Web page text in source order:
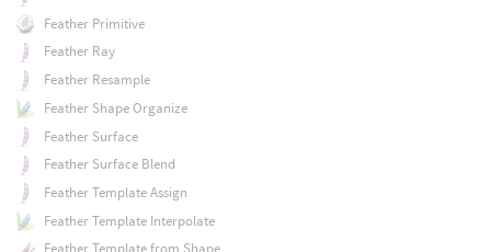
Feather Primitive
Feather Ray
Feather Resample
Feather Shape Organize
Feather Surface
Feather Surface Blend
Feather Template Assign
Feather Template Interpolate